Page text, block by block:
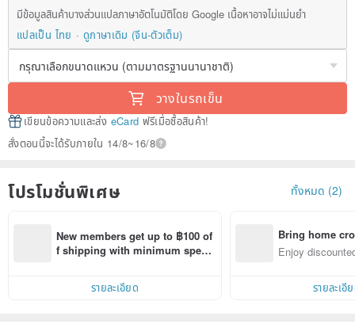
มีข้อมูลสินค้าบางส่วนแปลภาษาอัตโนมัติโดย Google เนื้อหาอาจไม่แม่นยำ
แปลเป็น ไทย
ดูภาษาเดิม (จีน-ตัวเต็ม)
วางในรถเข็น
เขียนข้อความและส่ง eCard ฟรีเมื่อซื้อสินค้า!
สั่งตอนนี้จะได้รับภายใน 14/8~16/8
โปรโมชั่นพิเศษ ทั้งหมด (2)
New members get up to ฿100 of
f shipping with minimum spen
รายละเอียด
Bring home
n with ease
Enjoy
รายละเอี